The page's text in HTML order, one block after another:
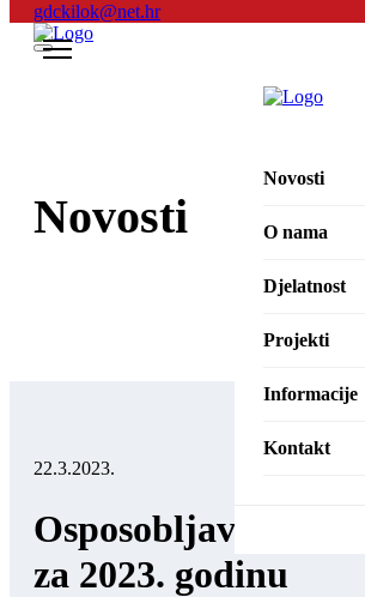
gdckilok@net.hr
Novosti
Aktivnosti
Natječaji
Projekti
O nama
Djelatnost
Projekti
Zaželi –
Zaželi –
Informacije
Izjava o
Kontakt
Novosti
22.3.2023.
Osposobljavanje
za 2023. godinu